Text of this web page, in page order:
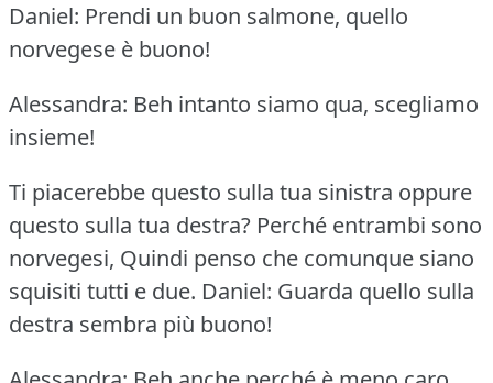
Daniel: Prendi un buon salmone, quello
norvegese è buono!
Alessandra: Beh intanto siamo qua, scegliamo
insieme!
Ti piacerebbe questo sulla tua sinistra oppure
questo sulla tua destra? Perché entrambi sono
norvegesi, Quindi penso che comunque siano
squisiti tutti e due. Daniel: Guarda quello sulla
destra sembra più buono!